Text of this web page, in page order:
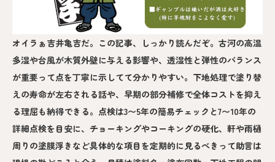
オイラぁ吉井亀吉だ。この記事、しっかり読んだぞ。古河の高温
多湿や台風が木質外壁に与える影響や、透湿性と弾性のバランス
が重要って点を丁寧に示してて分かりやすい。下地処理で塗り替
えの寿命が左右される話や、早期の部分補修で全体コストを抑え
る理屈も納得できる。点検は3〜5年の簡易チェックと7〜10年の
詳細点検を目安に、チョーキングやコーキングの硬化、軒や雨樋
周りの塗膜浮きなど具体的な項目を定期的に見るべきって助言は